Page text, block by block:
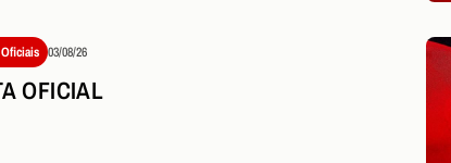
03/08/26
OFICIAL